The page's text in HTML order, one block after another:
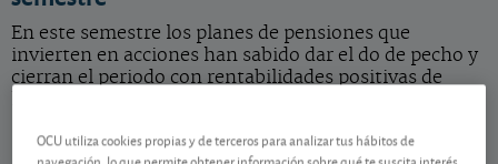
En este semestre los planes de pensiones que
invierten en acciones han sabido dar el do de pecho y
cierran el periodo con rentabilidades positivas de
OCU utiliza cookies propias y de terceros para analizar tus hábitos de